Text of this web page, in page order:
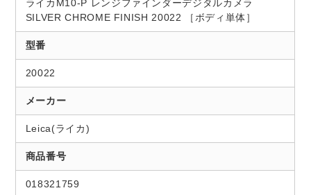
ライカM10-P レンジファインダーデジタルカメラ
SILVER CHROME FINISH 20022 ［ボディ単体］
型番
20022
メーカー
Leica(ライカ)
商品番号
018321759